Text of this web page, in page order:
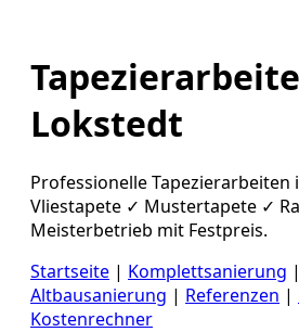
Lokstedt
Professionelle Tapezierarbeiten
Vliestapete ✓ Mustertapete ✓
Meisterbetrieb mit Festpreis.
Startseite | Komplettsanierung |
Altbausanierung | Referenzen |
Kostenrechner